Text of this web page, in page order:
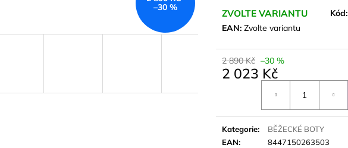
ZVOLTE VARIANTU Kód:
EAN: Zvolte variantu
2 890 Kč –30 %
2 023 Kč
Kategorie:
BĚŽECKÉ BOTY
EAN: 8447150263503
–30 %